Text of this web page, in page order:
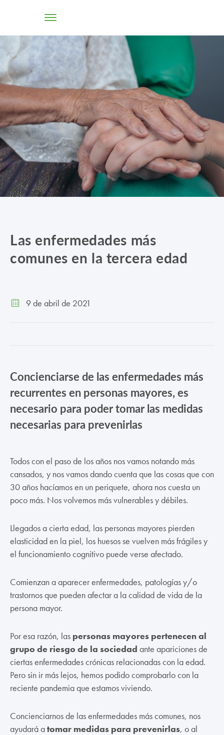
TIENDA ONLINE
CONÓCENOS
SOLUCIONES
CENTROS
PROFESIONALES
PROMOCIONES Y ACTUALIDAD
CONTACTO
Las enfermedades más
comunes en la tercera edad
9 de abril de 2021
Concienciarse de las enfermedades más
recurrentes en personas mayores, es
necesario para poder tomar las medidas
necesarias para prevenirlas
Todos con el paso de los años nos vamos notando más
cansados, y nos vamos dando cuenta que las cosas que con
30 años hacíamos en un periquete, ahora nos cuesta un
poco más. Nos volvemos más vulnerables y débiles.
Llegados a cierta edad, las personas mayores pierden
elasticidad en la piel, los huesos se vuelven más frágiles y
el funcionamiento cognitivo puede verse afectado.
Comienzan a aparecer enfermedades, patologías y/o
trastornos que pueden afectar a la calidad de vida de la
persona mayor.
Por esa razón, las personas mayores pertenecen al
grupo de riesgo de la sociedad ante apariciones de
ciertas enfermedades crónicas relacionadas con la edad.
Pero sin ir más lejos, hemos podido comprobarlo con la
reciente pandemia que estamos viviendo.
Concienciarnos de las enfermedades más comunes, nos
ayudará atomar medidas para prevenirlas, o al